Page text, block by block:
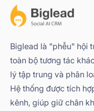
Biglead là "phễu" hội
toàn bộ tương tác
lý tập trung và phân
Hệ thống được tích
kênh, giúp giữ chân